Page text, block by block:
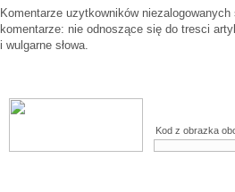
Komentarze uzytkowników
komentarze: nie odnoszące się do tresci
i wulgarne słowa.
Kod z obrazka